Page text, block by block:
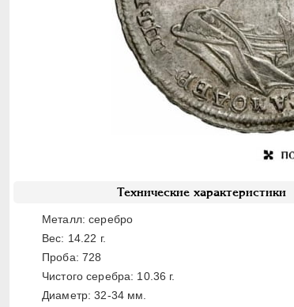
Технические характеристики
Металл: серебро
Вес: 14.22 г.
Проба: 728
Чистого серебра: 10.36 г.
Диаметр: 32-34 мм.